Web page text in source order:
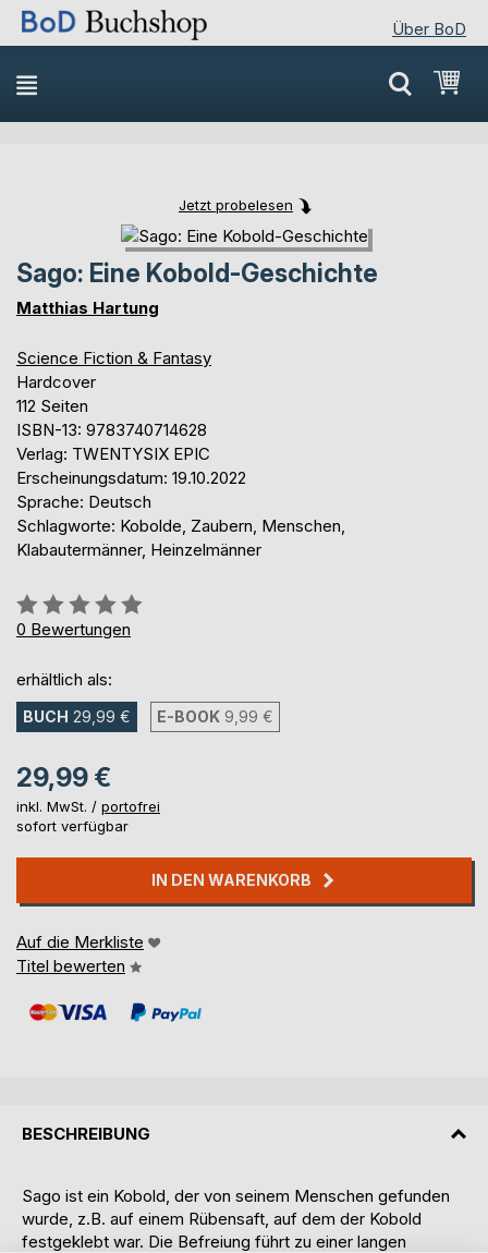
Über BoD
Direkt
zum
Inhalt
Jetzt probelesen
Skip
to
the
Skip
to
the
Sago: Eine Kobold-Geschichte
Matthias Hartung
Science Fiction & Fantasy
Hardcover
112 Seiten
ISBN-13: 9783740714628
Verlag: TWENTYSIX EPIC
Erscheinungsdatum: 19.10.2022
Sprache: Deutsch
Schlagworte: Kobolde, Zaubern, Menschen,
Klabautermänner, Heinzelmänner
Bewertung::
0%
0 Bewertungen
erhältlich als:
BUCH 29,99 € E-BOOK 9,99 €
29,99 €
inkl. MwSt. / portofrei
sofort verfügbar
IN DEN WARENKORB
Auf die Merkliste
Titel bewerten
BESCHREIBUNG
Sago ist ein Kobold, der von seinem Menschen gefunden
wurde, z.B. auf einem Rübensaft, auf dem der Kobold
festgeklebt war. Die Befreiung führt zu einer langen